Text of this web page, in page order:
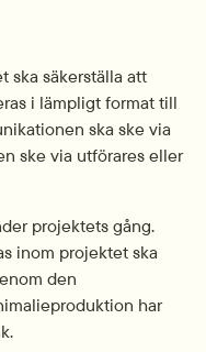
ska säkerställa att
i lämpligt format till
ska ske via
ske via utförares eller
projektets gång.
inom projektet ska
den
har